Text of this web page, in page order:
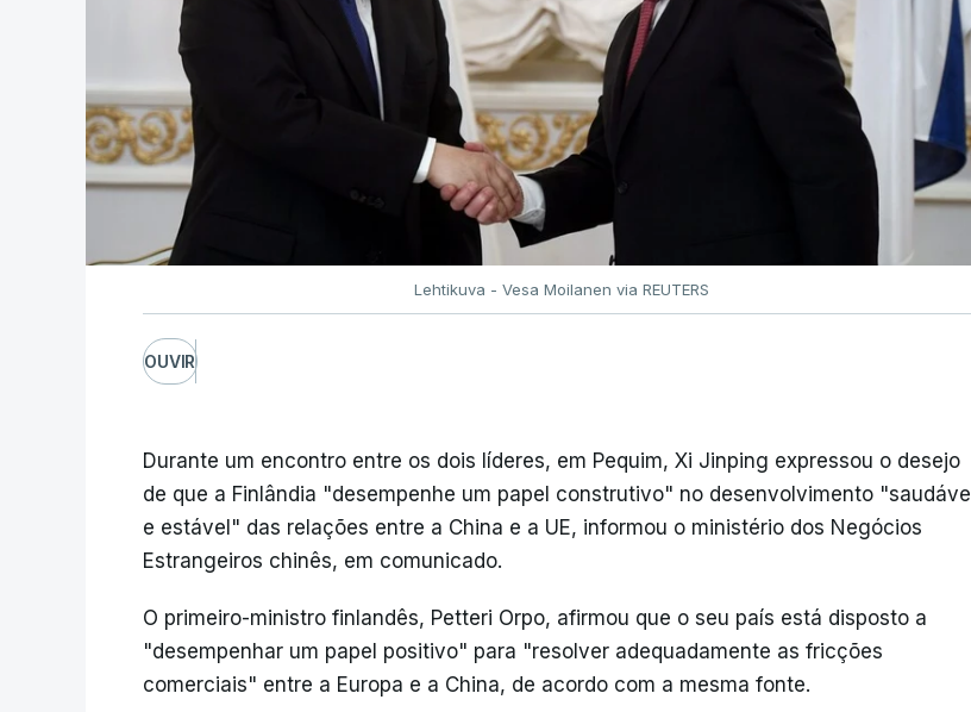
Lehtikuva - Vesa Moilanen via REUTERS
OUVIR
Durante um encontro entre os dois líderes, em Pequim, Xi Jinping expressou o desejo
de que a Finlândia "desempenhe um papel construtivo" no desenvolvimento "saudável
e estável" das relações entre a China e a UE, informou o ministério dos Negócios
Estrangeiros chinês, em comunicado.
O primeiro-ministro finlandês, Petteri Orpo, afirmou que o seu país está disposto a
"desempenhar um papel positivo" para "resolver adequadamente as fricções
comerciais" entre a Europa e a China, de acordo com a mesma fonte.